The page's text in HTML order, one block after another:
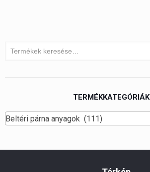
TERMÉKKATEGÓRIÁK
Beltéri párna anyagok (111)